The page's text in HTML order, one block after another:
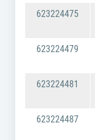
623224475
623224479
623224481
623224487